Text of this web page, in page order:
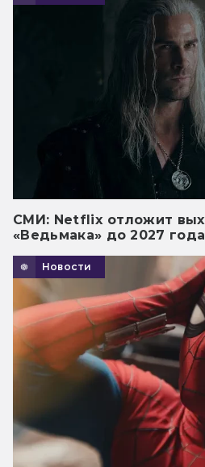
СМИ: Netflix отложит
«Ведьмака» до 2027 года
Новости